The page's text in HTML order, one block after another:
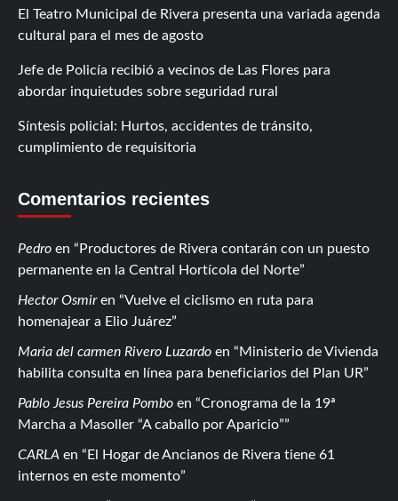
El Teatro Municipal de Rivera presenta una variada agenda
cultural para el mes de agosto
Jefe de Policía recibió a vecinos de Las Flores para
abordar inquietudes sobre seguridad rural
Síntesis policial: Hurtos, accidentes de tránsito,
cumplimiento de requisitoria
Comentarios recientes
Pedro en
Productores de Rivera contarán con un puesto
permanente en la Central Hortícola del Norte
Hector Osmiren
Vuelve el ciclismo en ruta para
homenajear a Elio Juárez
Maria del carmen Rivero Luzardo en
Ministerio de Vivienda
habilita consulta en línea para beneficiarios del Plan UR
Pablo Jesus Pereira Pombo en
Cronograma de la 19ª
Marcha a Masoller “A caballo por Aparicio”
CARLA en
El Hogar de Ancianos de Rivera tiene 61
internos en este momento